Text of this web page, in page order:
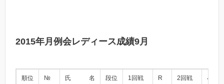
2015年月例会レディース成績9月
順位 № 氏 名 段位 1回戦 R 2回戦 小計